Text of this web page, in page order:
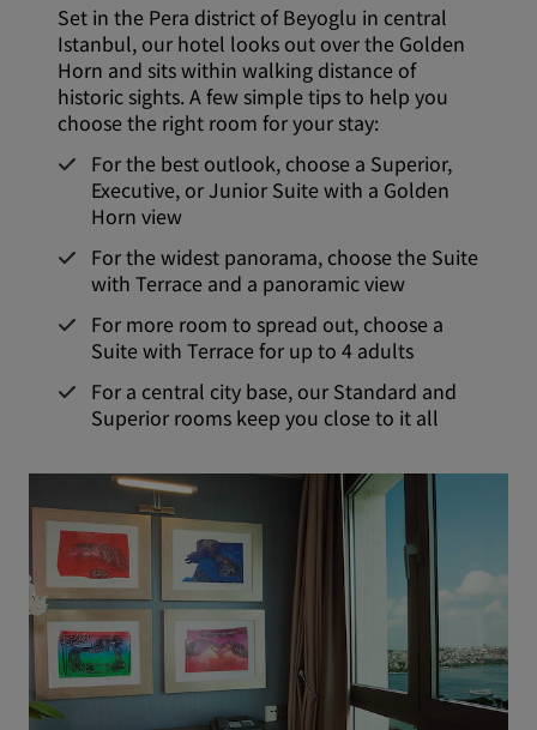
Set in the Pera district of Beyoglu in central
Istanbul, our hotel looks out over the Golden
Horn and sits within walking distance of
historic sights. A few simple tips to help you
choose the right room for your stay:
For the best outlook, choose a Superior,
Executive, or Junior Suite with a Golden
Horn view
For the widest panorama, choose the Suite
with Terrace and a panoramic view
For more room to spread out, choose a
Suite with Terrace for up to 4 adults
For a central city base, our Standard and
Superior rooms keep you close to it all